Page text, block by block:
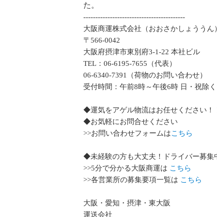
た。
------------------------------------------
大阪商運株式会社（おおさかしょううん）
〒566-0042
大阪府摂津市東別府3-1-22 本社ビル
TEL：06-6195-7655（代表）
06-6340-7391（荷物のお問い合わせ）
受付時間：午前8時～午後6時 日・祝除く
◆運気をアゲル物流はお任せください！
◆お気軽にお問合せください
>>お問い合わせフォームはこちら
◆未経験の方も大丈夫！ドライバー募集
>>5分で分かる大阪商運は こちら
>>各営業所の募集要項一覧は こちら
大阪・愛知・摂津・東大阪
運送会社